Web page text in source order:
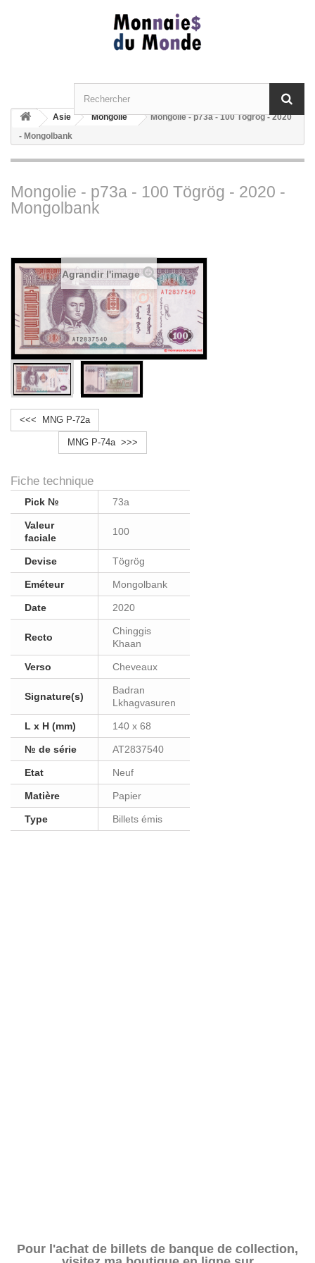
Asie Mongolie
Mongolie - p73a - 100 Tögrög - 2020
- Mongolbank
Mongolie - p73a - 100 Tögrög - 2020 -
Mongolbank
Agrandir l'image
<<< MNG P-72a
MNG P-74a >>>
Fiche technique
Pick № 73a
Valeur
faciale
100
Devise Tögrög
Eméteur Mongolbank
Date 2020
Recto
Chinggis
Khaan
Verso Cheveaux
Signature(s)
Badran
Lkhagvasuren
L x H (mm) 140 x 68
№ de série AT2837540
Etat Neuf
Matière Papier
Type Billets émis
Pour l'achat de billets de banque de collection,